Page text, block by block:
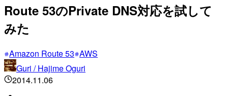
Route 53のPrivate DNS対応を試して
みた
Amazon Route 53 AWS
Guri / Hajime Oguri
2014.11.06